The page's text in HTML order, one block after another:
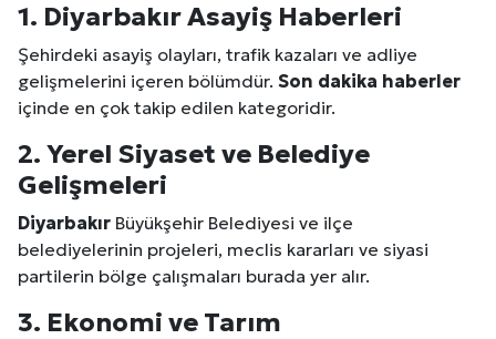
1. DiyarbakırAsayiş Haberleri
Şehirdeki asayiş olayları, trafik kazaları ve adliye
gelişmelerini içeren bölümdür. Son dakika haberler
içinde en çok takip edilen kategoridir.
2. Yerel Siyaset ve Belediye
Gelişmeleri
Diyarbakır Büyükşehir Belediyesi ve ilçe
belediyelerinin projeleri, meclis kararları ve siyasi
partilerin bölge çalışmaları burada yer alır.
3. Ekonomi ve Tarım